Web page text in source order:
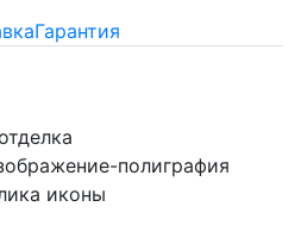
Гарантия
полиграфия
иконы